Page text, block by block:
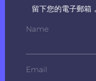
留下您的電子郵箱
Name
Email